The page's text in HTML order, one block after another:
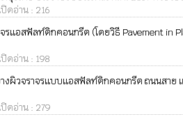
ดอ่าน : 216
รแอสฟัลท์ติกคอนกรีต (โดยวิธี Pavement
ดอ่าน : 198
ผิวจราจรแบบแอสฟัลท์ติกคอนกรีต ถนนสาย
ดอ่าน : 279